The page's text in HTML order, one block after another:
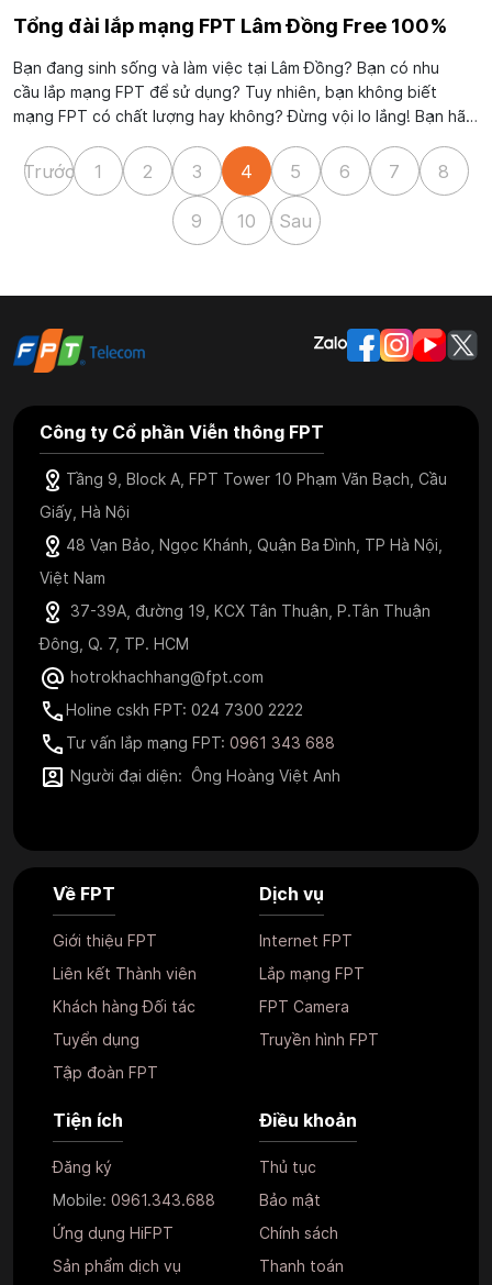
Tổng đài lắp mạng FPT Lâm Đồng Free 100%
Bạn đang sinh sống và làm việc tại Lâm Đồng? Bạn có nhu
cầu lắp mạng FPT để sử dụng? Tuy nhiên, bạn không biết
mạng FPT có chất lượng hay không? Đừng vội lo lắng! Bạn hãy
giờ để được tận hưởng dịch vụ tốt...
Trước 1 2 3 4 5 6 7 8
9 10 Sau
Công ty Cổ phần Viễn thông FPT
Tầng 9, Block A, FPT Tower 10 Phạm Văn Bạch, Cầu
Giấy, Hà Nội
48 Vạn Bảo, Ngọc Khánh, Quận Ba Đình, TP Hà Nội,
Việt Nam
37-39A, đường 19, KCX Tân Thuận, P.Tân Thuận
Đông, Q. 7, TP. HCM
hotrokhachhang@fpt.com
Holine cskh FPT: 024 7300 2222
Tư vấn lắp mạng FPT: 0961 343 688
Người đại diện: Ông Hoàng Việt Anh
Về FPT
Giới thiệu FPT
Liên kết Thành viên
Khách hàng Đối tác
Tuyển dụng
Tập đoàn FPT
Dịch vụ
Internet FPT
Lắp mạng FPT
FPT Camera
Truyền hình FPT
Tiện ích
Đăng ký
Mobile: 0961.343.688
Ứng dụng HiFPT
Sản phẩm dịch vụ
Điều khoản
Thủ tục
Bảo mật
Chính sách
Thanh toán